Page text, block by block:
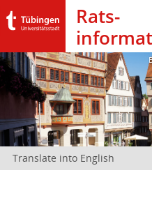
Rats­
Translate into English